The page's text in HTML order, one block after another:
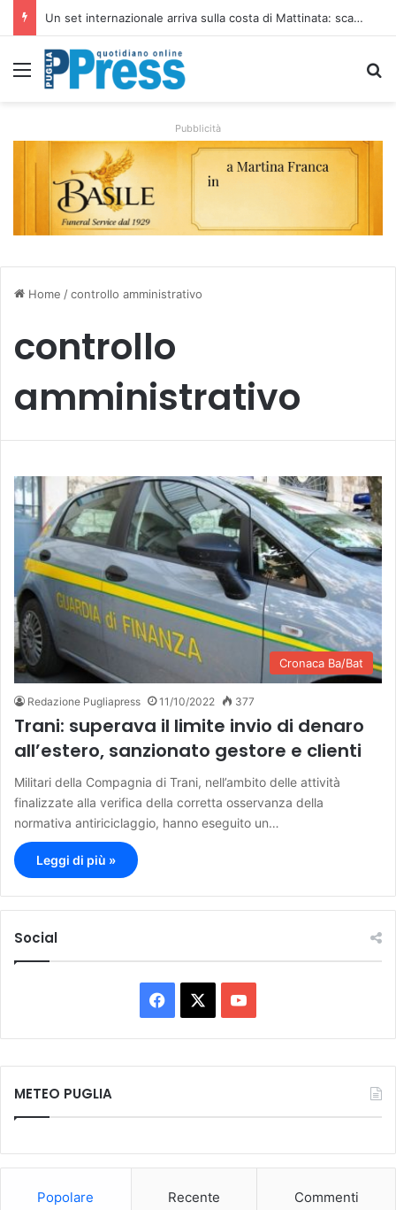
Un set internazionale arriva sulla costa di Mattinata: scattano i divieti alla Baia dei Faraglioni
Menu
Pubblicità
Home /controllo amministrativo
controllo
amministrativo
Cronaca Ba/Bat
Redazione Pugliapress 11/10/2022 377
Trani: superava il limite invio di denaro
all’estero, sanzionato gestore e clienti
Militari della Compagnia di Trani, nell’ambito delle attività
finalizzate alla verifica della corretta osservanza della
normativa antiriciclaggio, hanno eseguito un…
Leggi di più »
Social
a
c
o
u
METEO PUGLIA
Popolare Recente Commenti